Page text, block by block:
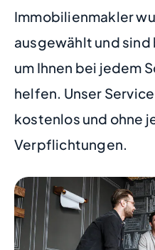
Immobilienmakler
ausgewählt und
um Ihnen bei jedem
helfen. Unser
kostenlos und ohne
Verpflichtungen.